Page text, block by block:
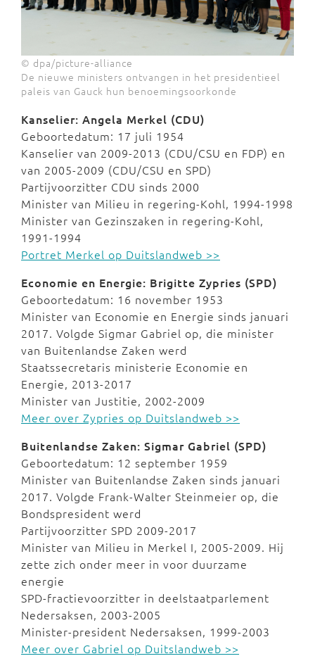
© dpa/picture-alliance
De nieuwe ministers ontvangen in het presidentieel
paleis van Gauck hun benoemingsoorkonde
Kanselier: Angela Merkel (CDU)
Geboortedatum: 17 juli 1954
Kanselier van 2009-2013 (CDU/CSU en FDP) en
van 2005-2009 (CDU/CSU en SPD)
Partijvoorzitter CDU sinds 2000
Minister van Milieu in regering-Kohl, 1994-1998
Minister van Gezinszaken in regering-Kohl,
1991-1994
Portret Merkel op Duitslandweb >>
Economie en Energie: Brigitte Zypries (SPD)
Geboortedatum: 16 november 1953
Minister van Economie en Energie sinds januari
2017. Volgde Sigmar Gabriel op, die minister
van Buitenlandse Zaken werd
Staatssecretaris ministerie Economie en
Energie, 2013-2017
Minister van Justitie, 2002-2009
Meer over Zypries op Duitslandweb >>
Buitenlandse Zaken: Sigmar Gabriel (SPD)
Geboortedatum: 12 september 1959
Minister van Buitenlandse Zaken sinds januari
2017. Volgde Frank-Walter Steinmeier op, die
Bondspresident werd
Partijvoorzitter SPD 2009-2017
Minister van Milieu in Merkel I, 2005-2009. Hij
zette zich onder meer in voor duurzame
energie
SPD-fractievoorzitter in deelstaatparlement
Nedersaksen, 2003-2005
Minister-president Nedersaksen, 1999-2003
Meer over Gabriel op Duitslandweb >>